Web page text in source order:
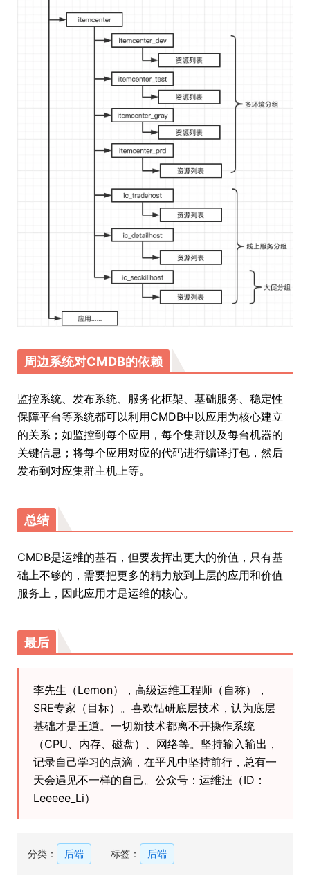
周边系统对CMDB的依赖
监控系统、发布系统、服务化框架、基础服务、稳定性
保障平台等系统都可以利用CMDB中以应用为核心建立
的关系；如监控到每个应用，每个集群以及每台机器的
关键信息；将每个应用对应的代码进行编译打包，然后
发布到对应集群主机上等。
总结
CMDB是运维的基石，但要发挥出更大的价值，只有基
础上不够的，需要把更多的精力放到上层的应用和价值
服务上，因此应用才是运维的核心。
最后
李先生（Lemon），高级运维工程师（自称），
SRE专家（目标）。喜欢钻研底层技术，认为底层
基础才是王道。一切新技术都离不开操作系统
（CPU、内存、磁盘）、网络等。坚持输入输出，
记录自己学习的点滴，在平凡中坚持前行，总有一
天会遇见不一样的自己。公众号：运维汪（ID：
Leeeee_Li）
分类： 后端 标签： 后端